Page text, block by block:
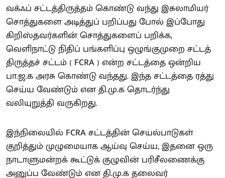
வக்ஃப் சட்டத்திருத்தம் கொண்டு வந்து இசுலாமியர்
சொத்துகளை அடித்துப் பறிப்பது போல் இப்போது
கிறிஸ்தவர்களின் சொத்துகளைப் பறிக்க,
வெளிநாட்டு நிதிப் பங்களிப்பு ஒழுங்குமுறை சட்டத்
திருத்தச் சட்டம் ( FCRA ) என்ற சட்டத்தை ஒன்றிய
பா.ஜ.க அரசு கொண்டு வந்தது. இந்த சட்டத்தை ரத்து
செய்ய வேண்டும் என தி.மு.க தொடர்ந்து
வலியுறுத்தி வருகிறது.
இந்நிலையில் FCRA சட்டத்தின் செயல்பாடுகள்
குறித்தும் முழுமையாக ஆய்வு செய்ய, இதனை ஒரு
நாடாளுமன்றக் கூட்டுக் குழுவின் பரிசீலணைக்கு
அனுப்ப வேண்டும் என தி.மு.க தலைவர்